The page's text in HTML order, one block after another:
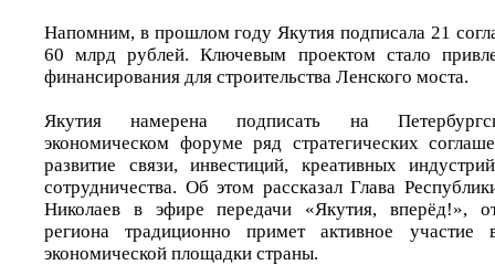
Напомним, в прошлом году Якутия подписала 21
60 млрд рублей. Ключевым проектом стало
финансирования для строительства Ленского моста.
Якутия намерена подписать на
экономическом форуме ряд стратегических
развитие связи, инвестиций, креативных
сотрудничества. Об этом рассказал Глава
Николаев в эфире передачи «Якутия, вперёд!»,
региона традиционно примет активное участие
экономической площадки страны.